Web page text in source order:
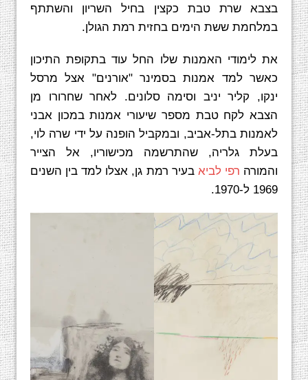
בצבא שרת טבת כקצין בחיל השריון והשתתף
במלחמת ששת הימים בחזית רמת הגולן.
את לימודי האמנות שלו החל עוד בתקופת התיכון
כאשר למד אמנות בסמינר "אורנים" אצל מרסל
ינקו, קליר יניב וסימה סלונים.‏ לאחר שחרורו מן
הצבא לקח טבת מספר שיעורי אמנות במכון אבני
לאמנות בתל-אביב, ובמקביל הופנה על ידי שרה לוי,
בעלת גלריה, שהתרשמה מכישוריו, אל הצייר
והמורה רפי לביא בעיר רמת גן, אצלו למד בין השנים
1969 ל-1970.